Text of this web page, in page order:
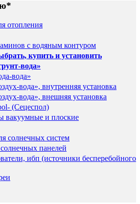
отопления
с водяным контуром
купить и установить
вода»
вода»
вода», внутренняя установка
вода», внешняя установка
(Сецеспол)
вакуумные и плоские
солнечных систем
панелей
ибп (источники бесперебойного